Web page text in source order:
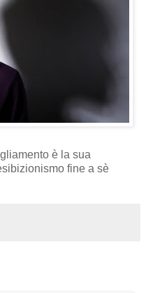
è la sua
fine a sè